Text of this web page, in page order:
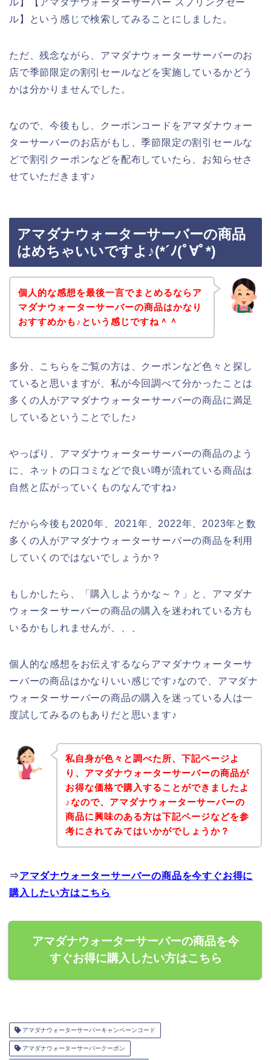
ル】という感じで検索してみることにしました。
ただ、残念ながら、アマダナウォーターサーバーのお
店で季節限定の割引セールなどを実施しているかどう
かは分かりませんでした。
なので、今後もし、クーポンコードをアマダナウォー
ターサーバーのお店がもし、季節限定の割引セールな
どで割引クーポンなどを配布していたら、お知らせさ
せていただきます♪
アマダナウォーターサーバーの商品
はめちゃいいですよ♪(*´ﾉ(ﾟ∀ﾟ*)
個人的な感想を最後一言でまとめるならア
マダナウォーターサーバーの商品はかなり
おすすめかも♪という感じですね＾＾
多分、こちらをご覧の方は、クーポンなど色々と探し
ていると思いますが、私が今回調べて分かったことは
多くの人がアマダナウォーターサーバーの商品に満足
しているということでした♪
やっぱり、アマダナウォーターサーバーの商品のよう
に、ネットの口コミなどで良い噂が流れている商品は
自然と広がっていくものなんですね♪
だから今後も2020年、2021年、2022年、2023年と数
多くの人がアマダナウォーターサーバーの商品を利用
していくのではないでしょうか？
もしかしたら、「購入しようかな～？」と、アマダナ
ウォーターサーバーの商品の購入を迷われている方も
いるかもしれませんが、、、
個人的な感想をお伝えするならアマダナウォーターサ
ーバーの商品はかなりいい感じです♪なので、アマダナ
ウォーターサーバーの商品の購入を迷っている人は一
度試してみるのもありだと思います♪
私自身が色々と調べた所、下記ページよ
り、アマダナウォーターサーバーの商品が
お得な価格で購入することができましたよ
♪なので、アマダナウォーターサーバーの
商品に興味のある方は下記ページなどを参
考にされてみてはいかがでしょうか？
⇒アマダナウォーターサーバーの商品を今すぐお得に
購入したい方はこちら
アマダナウォーターサーバーの商品を今
すぐお得に購入したい方はこちら
アマダナウォーターサーバーキャンペーンコード
アマダナウォーターサーバークーポン